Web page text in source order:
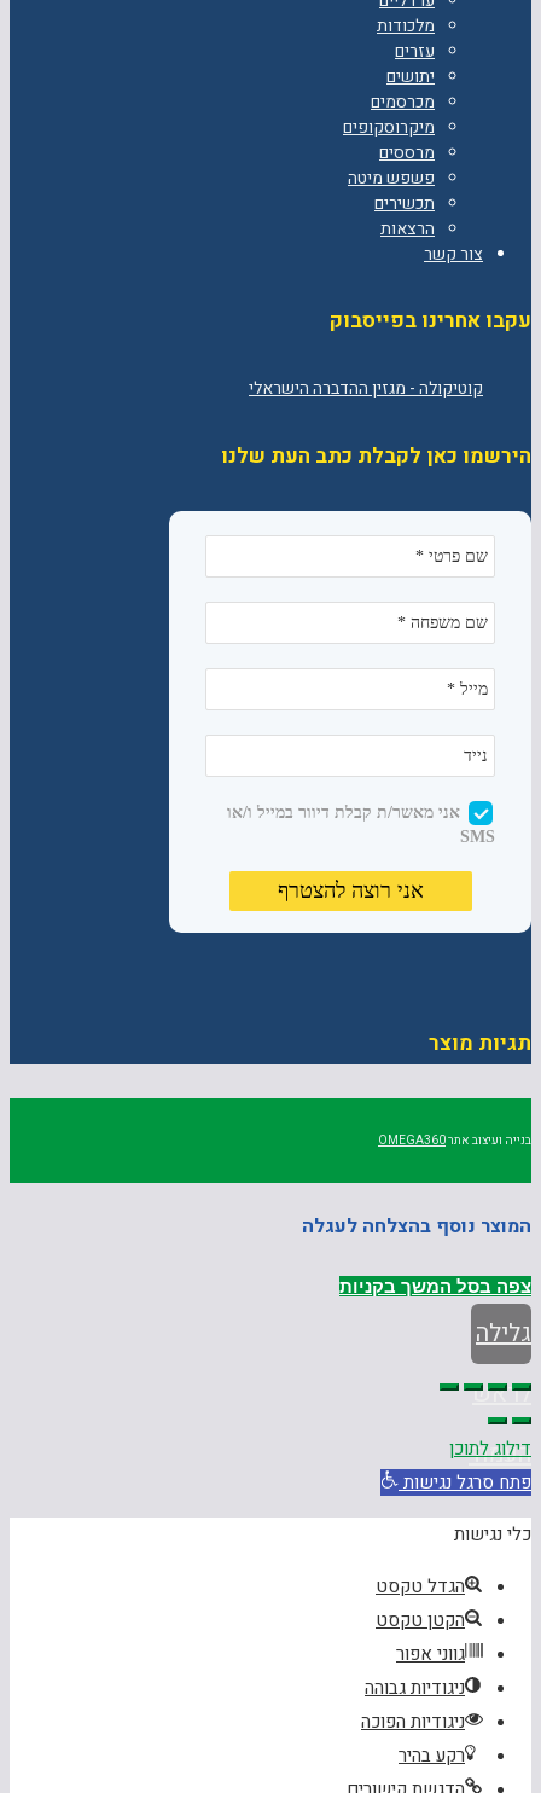
מלכודות
עזרים
יתושים
מכרסמים
מיקרוסקופים
מרססים
פשפש מיטה
תכשירים
הרצאות
צור קשר
עקבו אחרינו בפייסבוק
הירשמו כאן לקבלת כתב העת שלנו
תגיות מוצר
בנייה ועיצוב אתרOMEGA360
המוצר נוסף בהצלחה לעגלה
צפה בסל המשך בקניות
גלילה
לראש
העמוד
דילוג לתוכן
פתח סרגל נגישות
כלי נגישות
הגדל טקסט
הקטן טקסט
גווני אפור
ניגודיות גבוהה
ניגודיות הפוכה
רקע בהיר